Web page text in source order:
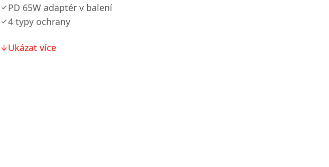
PD 65W adaptér v balení
4 typy ochrany
Ukázat více